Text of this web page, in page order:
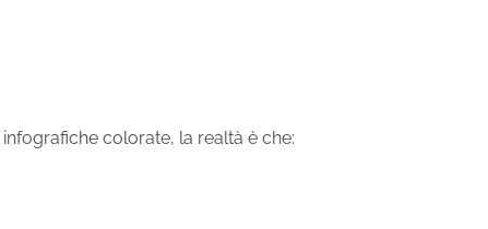
colorate, la realtà è che: